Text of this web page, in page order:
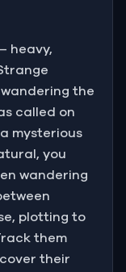
heavy,
the
called on
mysterious
you
wandering
plotting to
them
their